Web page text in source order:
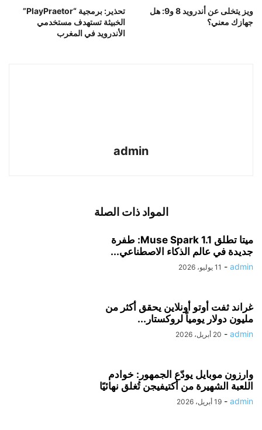
تحذير: برمجية “PlayPraetor”
الخبيثة تستهدف مستخدمي
الأندرويد في المغرب
ويز يتخلى عن أندرويد 8 و9: هل
جهازك معني؟
admin
المواد ذات الصلة
ميتا تطلق Muse Spark 1.1: طفرة
جديدة في عالم الذكاء الاصطناعي...
admin
- 11 يوليو، 2026
غراند ثفت أوتو أونلاين يحقق أكثر من
مليون دولار يومياً لروكستار...
admin
- 20 أبريل، 2026
وارزون موبايل يودّع الجمهور: خوادم
اللعبة الشهيرة من أكتيفيجن تُغلق نهائيًا
admin
- 19 أبريل، 2026